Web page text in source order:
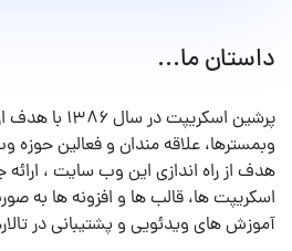
داستان ما...
پرشین اسکریپت
وبمسترها، علاقه مندان و فعالین حوزه
هدف از راه اندازی این وب سایت ، ارائه
اسکریپت ها، قالب ها و افزونه ها به
آموزش های ویدئویی و پشتیبانی در